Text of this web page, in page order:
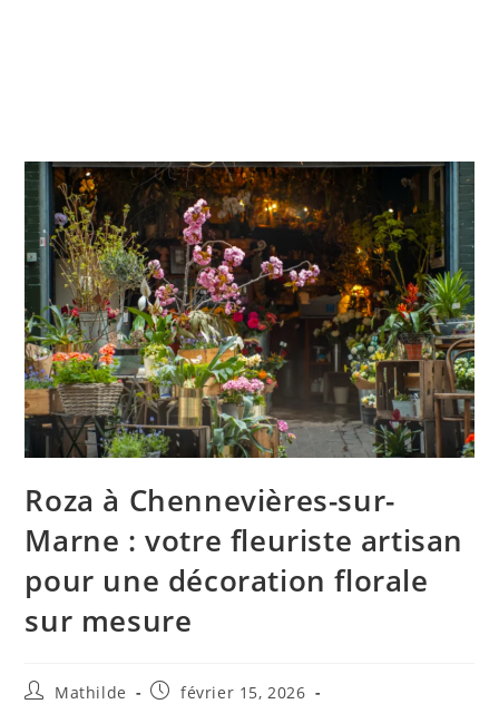
Roza à Chennevières-sur-
Marne : votre fleuriste artisan
pour une décoration florale
sur mesure
Mathilde
février 15, 2026